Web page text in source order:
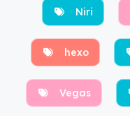
Niri
hexo
Vegas